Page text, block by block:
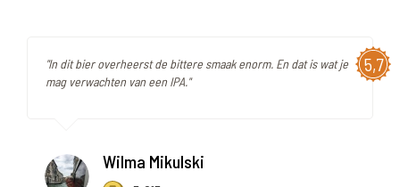
5,7
"In dit bier overheerst de bittere smaak enorm. En dat is wat je
mag verwachten van een IPA."
Wilma Mikulski